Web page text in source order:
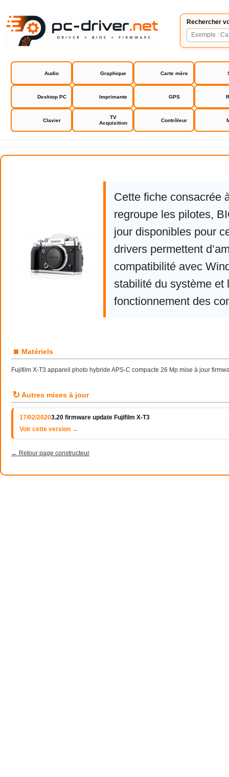
Rechercher
Audio Graphique Carte mère
Desktop PC Imprimante GPS
Clavier
TV
Acquisition
Contrôleur
Fujifilm X-T3
Cette fiche consacrée
regroupe les pilotes,
jour disponibles pour
drivers permettent
compatibilité avec
stabilité du système et
fonctionnement des
■ Matériels
Fujifilm X-T3 appareil photo hybride APS-C compacte 26 Mp mise à jour
↻ Autres mises à jour
17/02/20203.20 firmware update Fujifilm X-T3
Voir cette version →
← Retour page constructeur